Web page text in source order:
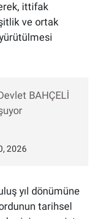
ittifak
ve ortak
BAHÇELİ
2026
yıl dönümüne
tarihsel